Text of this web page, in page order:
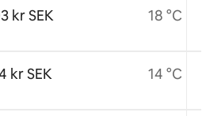
kr SEK
kr SEK
18 °C
14 °C